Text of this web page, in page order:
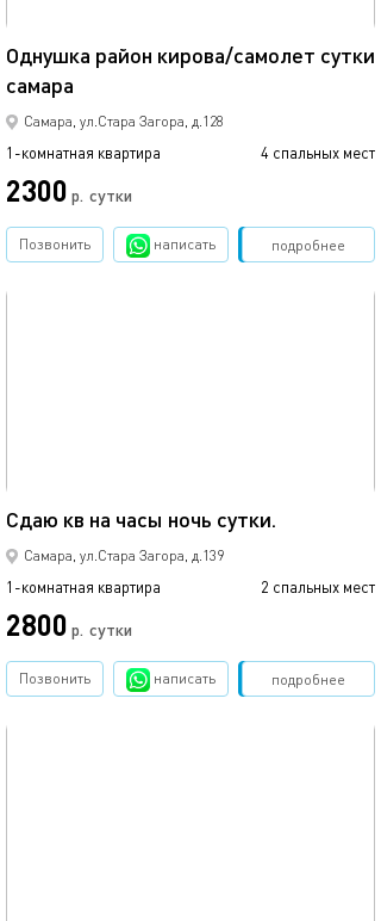
Однушка район кирова/самолет сутки
самара
Самара, ул.Стара Загора, д.128
1-комнатная квартира 4 спальных мест
2300 р. сутки
подробнее
Позвонить написать Забронировать
Сдаю кв на часы ночь сутки.
Самара, ул.Стара Загора, д.139
1-комнатная квартира 2 спальных мест
2800 р. сутки
подробнее
Позвонить написать Забронировать